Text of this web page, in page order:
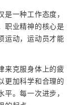
一种工作态度，
职业精神的核心是
运动，运动员才能
来克服身体上的疲
更加科学和合理的
。每一次进步，